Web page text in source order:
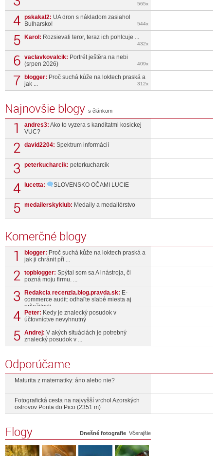
565x
pskakal2: UA dron s nákladom zasiahol
Bulharsko!
544x
Karol: Rozsievali teror, teraz ich pohlcuje ...
432x
vaclavkovalcik: Portrét ještěra na nebi
(srpen 2026)
409x
blogger: Proč suchá kůže na loktech praská a
jak ...
312x
Najnovšie blogy s článkom
andres3: Ako to vyzera s kanditatmi kosickej
VUC?
david2204: Spektrum informácií
peterkucharcik: peterkucharcik
lucetta: SLOVENSKO OČAMI LUCIE
medailerskyklub: Medaily a medailérstvo
Komerčné blogy
blogger: Proč suchá kůže na loktech praská a
jak ji chránit při ...
topblogger: Spýtal som sa AI nástroja, či
pozná moju firmu. ...
Redakcia recenzia.blog.pravda.sk: E-
commerce audit: odhaľte slabé miesta aj
príležitosti ...
Peter: Kedy je znalecký posudok v
účtovníctve nevyhnutný
Andrej: V akých situáciách je potrebný
znalecký posudok v ...
Odporúčame
Maturita z matematiky: áno alebo nie?
Fotografická cesta na najvyšší vrchol Azorských
ostrovov Ponta do Pico (2351 m)
Flogy Dnešné fotografie Včerajšie